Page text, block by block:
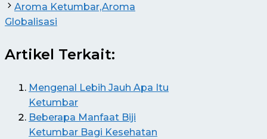
Aroma Ketumbar,Aroma
Globalisasi
Artikel Terkait:
Mengenal Lebih Jauh Apa Itu
Ketumbar
Beberapa Manfaat Biji
Ketumbar Bagi Kesehatan